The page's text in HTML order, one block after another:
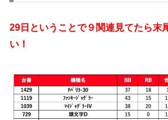
29日ということで９関連見てたら末
い！